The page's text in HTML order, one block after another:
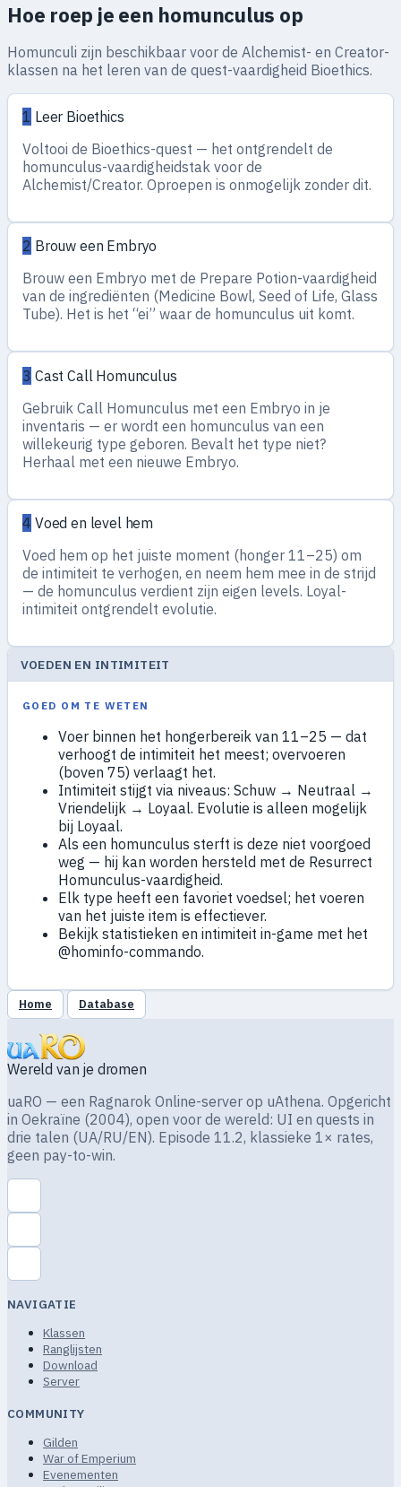
Hoe roep je een homunculus op
Homunculi zijn beschikbaar voor de Alchemist- en Creator-
klassen na het leren van de quest-vaardigheid Bioethics.
1 Leer Bioethics
Voltooi de Bioethics-quest — het ontgrendelt de
homunculus-vaardigheidstak voor de
Alchemist/Creator. Oproepen is onmogelijk zonder dit.
2 Brouw een Embryo
Brouw een Embryo met de Prepare Potion-vaardigheid
van de ingrediënten (Medicine Bowl, Seed of Life, Glass
Tube). Het is het “ei” waar de homunculus uit komt.
3 Cast Call Homunculus
Gebruik Call Homunculus met een Embryo in je
inventaris — er wordt een homunculus van een
willekeurig type geboren. Bevalt het type niet?
Herhaal met een nieuwe Embryo.
4 Voed en level hem
Voed hem op het juiste moment (honger 11–25) om
de intimiteit te verhogen, en neem hem mee in de strijd
— de homunculus verdient zijn eigen levels. Loyal-
intimiteit ontgrendelt evolutie.
VOEDEN EN INTIMITEIT
GOED OM TE WETEN
Voer binnen het hongerbereik van 11–25 — dat
verhoogt de intimiteit het meest; overvoeren
(boven 75) verlaagt het.
Intimiteit stijgt via niveaus: Schuw → Neutraal →
Vriendelijk → Loyaal. Evolutie is alleen mogelijk
bij Loyaal.
Als een homunculus sterft is deze niet voorgoed
weg — hij kan worden hersteld met de Resurrect
Homunculus-vaardigheid.
Elk type heeft een favoriet voedsel; het voeren
van het juiste item is effectiever.
Bekijk statistieken en intimiteit in-game met het
@hominfo-commando.
Home Database
Wereld van je dromen
uaRO — een Ragnarok Online-server op uAthena. Opgericht
in Oekraïne (2004), open voor de wereld: UI en quests in
drie talen (UA/RU/EN). Episode 11.2, klassieke 1× rates,
geen pay-to-win.
NAVIGATIE
Klassen
Ranglijsten
Download
Server
COMMUNITY
Gilden
War of Emperium
Evenementen